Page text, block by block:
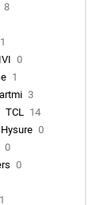
8
0
1
3
TCL 14
Hysure 0
0
0
1